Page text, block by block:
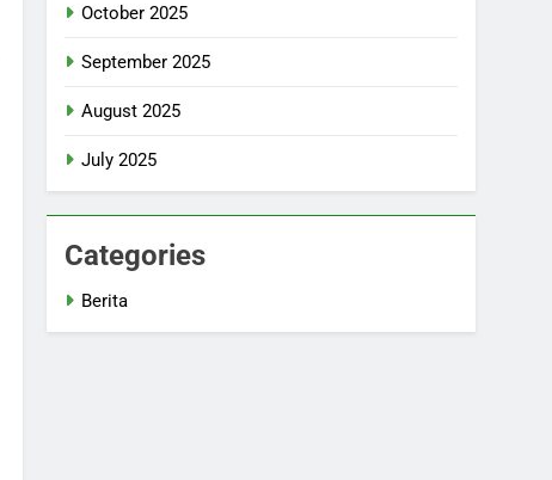
October 2025
September 2025
August 2025
July 2025
Categories
Berita